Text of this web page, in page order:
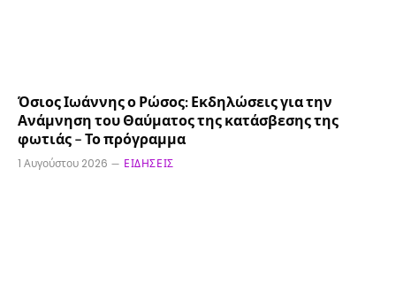
Όσιος Ιωάννης ο Ρώσος: Εκδηλώσεις για την
Ανάμνηση του Θαύματος της κατάσβεσης της
φωτιάς – Το πρόγραμμα
1 Αυγούστου 2026 ΕΙΔΉΣΕΙΣ